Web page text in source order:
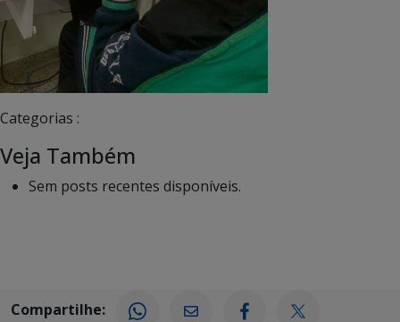
Categorias :
Veja Também
Sem posts recentes disponíveis.
Compartilhe: